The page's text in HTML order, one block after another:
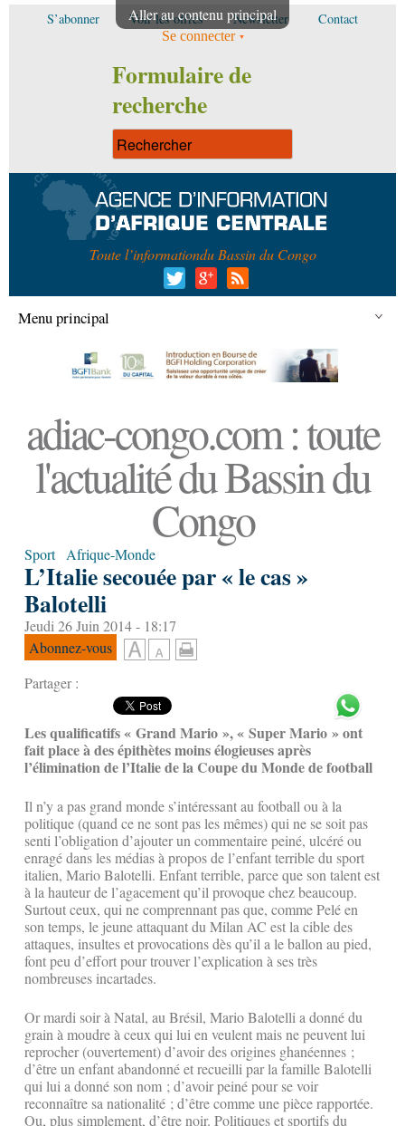
Aller au contenu principal
S’abonner Voir les offres Newsletter Contact
Se connecter
Formulaire de
recherche
Toute l’informationdu Bassin du Congo
Menu principal
adiac-congo.com : toute
l'actualité du Bassin du
Congo
Sport Afrique-Monde
L’Italie secouée par « le cas »
Balotelli
Jeudi 26 Juin 2014 - 18:17
Abonnez-vous
Partager :
Les qualificatifs « Grand Mario », « Super Mario » ont
fait place à des épithètes moins élogieuses après
l’élimination de l’Italie de la Coupe du Monde de football
Il n’y a pas grand monde s’intéressant au football ou à la
politique (quand ce ne sont pas les mêmes) qui ne se soit pas
senti l’obligation d’ajouter un commentaire peiné, ulcéré ou
enragé dans les médias à propos de l’enfant terrible du sport
italien, Mario Balotelli. Enfant terrible, parce que son talent est
à la hauteur de l’agacement qu’il provoque chez beaucoup.
Surtout ceux, qui ne comprennant pas que, comme Pelé en
son temps, le jeune attaquant du Milan AC est la cible des
attaques, insultes et provocations dès qu’il a le ballon au pied,
font peu d’effort pour trouver l’explication à ses très
nombreuses incartades.
Or mardi soir à Natal, au Brésil, Mario Balotelli a donné du
grain à moudre à ceux qui lui en veulent mais ne peuvent lui
reprocher (ouvertement) d’avoir des origines ghanéennes ;
d’être un enfant abandonné et recueilli par la famille Balotelli
qui lui a donné son nom ; d’avoir peiné pour se voir
reconnaître sa nationalité ; d’être comme une pièce rapportée.
Ou, plus simplement, d’être noir. Politiques et sportifs du